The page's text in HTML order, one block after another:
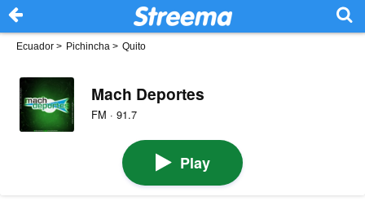
Ecuador > Pichincha > Quito
Mach Deportes
FM · 91.7
Play